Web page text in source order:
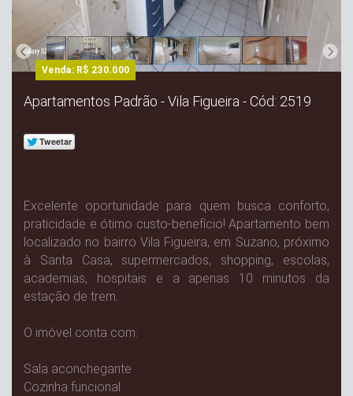
Venda: R$ 230.000
Apartamentos Padrão - Vila Figueira - Cód: 2519
Excelente oportunidade para quem busca conforto,
praticidade e ótimo custo-benefício! Apartamento bem
localizado no bairro Vila Figueira, em Suzano, próximo
à Santa Casa, supermercados, shopping, escolas,
academias, hospitais e a apenas 10 minutos da
estação de trem.
O imóvel conta com:
Sala aconchegante
Cozinha funcional